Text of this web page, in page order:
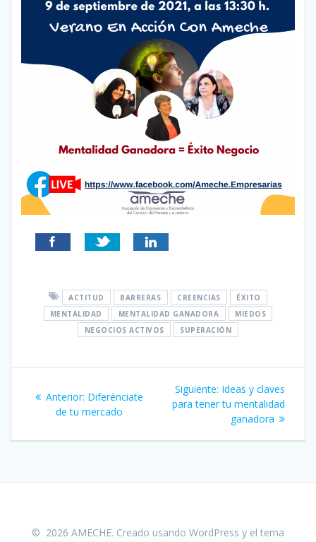
ACTITUD BARRERAS CREENCIAS
ÉXITO
MENTALIDAD
MENTALIDAD GANADORA
MIEDOS
NEGOCIOS ACTIVOS
SUPERACIÓN
de
entradas
Anterior: Entrada
anterior:
Diferénciate
de tu mercado
Siguiente: Siguiente
entrada:
Ideas y claves
para tener tu mentalidad
ganadora
© 2026 AMECHE. Creado usando WordPress y el tema